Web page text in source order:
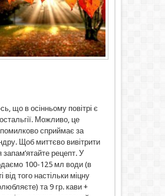
що в осінньому повітрі є
Можливо, це
помилково сприймає за
Щоб миттєво вивітрити
запам’ятайте рецепт. У
100-125 мл води (в
від того настільки міцну
та 9 гр. кави +